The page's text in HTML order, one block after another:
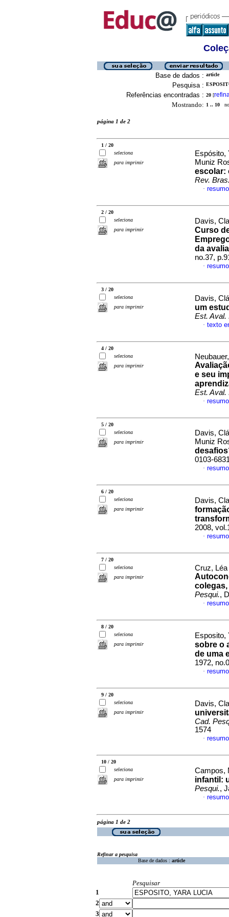
Base de dados : article
Pesquisa :
Referências encontradas : 20 [
Mostrando: 1 .. 10
página 1 de 2
1 / 20
seleciona
para imprimir
Espósito,
Muniz
escolar:
Rev.
·
2 / 20
seleciona
para imprimir
Davis,
Curso
da
no.37,
·
3 / 20
seleciona
para imprimir
Davis,
um
Est. Aval.
· texto
4 / 20
seleciona
para imprimir
e seu
Est. Aval.
·
5 / 20
seleciona
para imprimir
Davis,
Muniz
0103-
·
6 / 20
seleciona
para imprimir
Davis,
2008,
·
7 / 20
seleciona
para imprimir
Cruz,
Pesqui.,
·
8 / 20
seleciona
para imprimir
Esposito,
sobre o
de uma
1972,
·
9 / 20
seleciona
para imprimir
Davis,
Cad.
1574
·
10 / 20
seleciona
para imprimir
Campos,
infantil:
Pesqui.,
·
página 1 de 2
Refinar a pesquisa
Base de dados : article
Pesquisar
1
2
3